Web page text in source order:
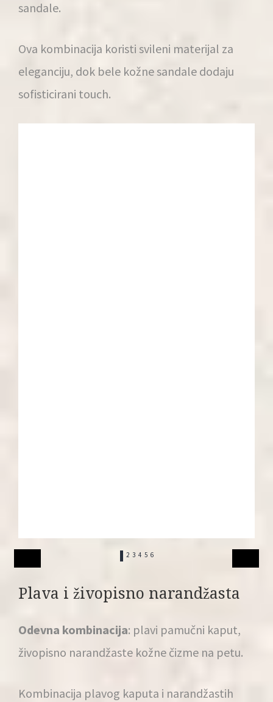
sandale.
Ova kombinacija koristi svileni materijal za
eleganciju, dok bele kožne sandale dodaju
sofisticirani touch.
2 3 4 5 6
Plava i živopisno narandžasta
Odevna kombinacija: plavi pamučni kaput,
živopisno narandžaste kožne čizme na petu.
Kombinacija plavog kaputa i narandžastih